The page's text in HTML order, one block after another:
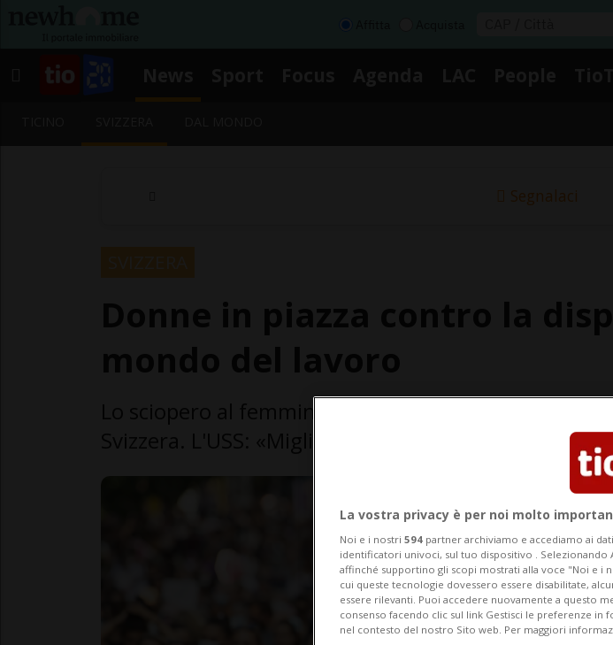
Segnalaci
Svizzera. L'USS: «Migliorare le condizioni e i salari»
La vostra privacy è per noi molto
Noi e i nostri 594 partner archiviamo e accediamo ai
identificatori univoci, sul tuo dispositivo .
affinché supportino gli scopi mostrati alla voce "Noi e i
cui queste tecnologie dovessero essere disabilitate,
essere rilevanti. Puoi accedere nuovamente a questo
consenso facendo clic sul link Gestisci le preferenze in
nel contesto del nostro Sito web. Per maggiori